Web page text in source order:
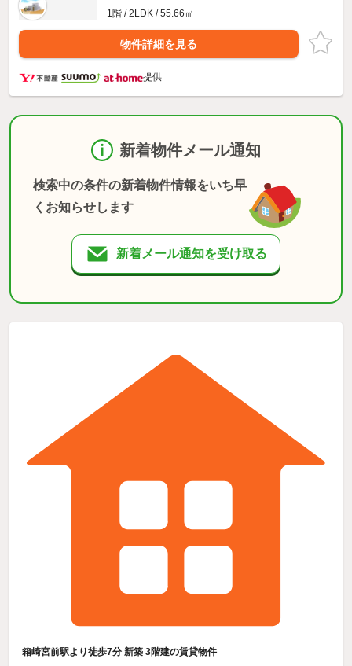
1階 / 2LDK / 55.66㎡
物件詳細を見る
提供
新着物件メール通知
検索中の条件の新着物件情報をいち早
くお知らせします
新着メール通知を受け取る
箱崎宮前駅より徒歩7分 新築 3階建の賃貸物件